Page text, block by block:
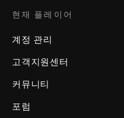
현재 플레이어
계정 관리
고객지원센터
커뮤니티
포럼